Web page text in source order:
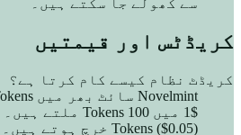
کریڈٹس اور قیمتیں
کریڈٹ نظام کیسے کام کرتا ہے؟